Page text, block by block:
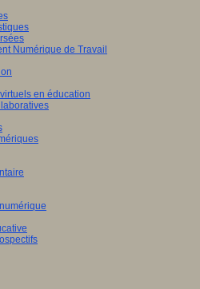
Numérique de Travail
en éducation